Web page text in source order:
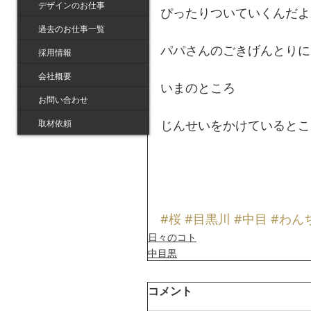
デザインのお仕事
過去のお仕事一覧
採用情報
会社概要
お問い合わせ
取材依頼
ぴったりついていくんだよ
パパさんのごきげんとりに
いまのところ
じんせいをかけているとこ
#桜 #目黒川 #中目 #わん
日々のコト
中目黒
コメント